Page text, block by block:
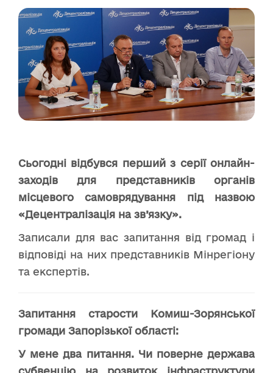
Сьогодні відбувся перший з серії онлайн-
заходів для представників органів
місцевого самоврядування під назвою
«Децентралізація на зв’язку».
Записали для вас запитання від громад і
відповіді на них представників Мінрегіону
та експертів.
Запитання старости Комиш-Зорянської
громади Запорізької області:
У мене два питання. Чи поверне держава